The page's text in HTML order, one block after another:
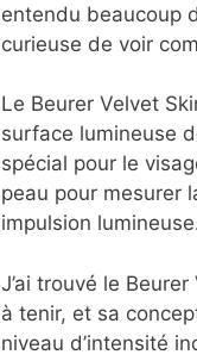
entendu beaucoup
curieuse de voir
Le Beurer Velvet
surface lumineuse
spécial pour le
peau pour mesurer
impulsion
J’ai trouvé le
à tenir, et sa
niveau d’intensité